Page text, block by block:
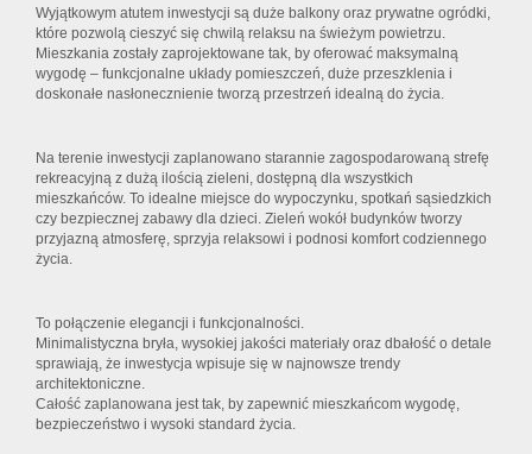
Wyjątkowym atutem inwestycji są duże balkony oraz prywatne ogródki,
które pozwolą cieszyć się chwilą relaksu na świeżym powietrzu.
Mieszkania zostały zaprojektowane tak, by oferować maksymalną
wygodę – funkcjonalne układy pomieszczeń, duże przeszklenia i
doskonałe nasłonecznienie tworzą przestrzeń idealną do życia.
Na terenie inwestycji zaplanowano starannie zagospodarowaną strefę
rekreacyjną z dużą ilością zieleni, dostępną dla wszystkich
mieszkańców. To idealne miejsce do wypoczynku, spotkań sąsiedzkich
czy bezpiecznej zabawy dla dzieci. Zieleń wokół budynków tworzy
przyjazną atmosferę, sprzyja relaksowi i podnosi komfort codziennego
życia.
To połączenie elegancji i funkcjonalności.
Minimalistyczna bryła, wysokiej jakości materiały oraz dbałość o detale
sprawiają, że inwestycja wpisuje się w najnowsze trendy
architektoniczne.
Całość zaplanowana jest tak, by zapewnić mieszkańcom wygodę,
bezpieczeństwo i wysoki standard życia.